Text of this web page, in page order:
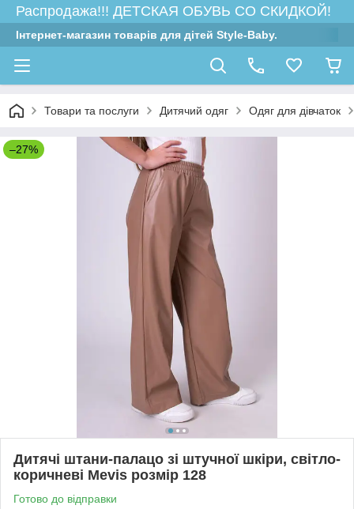
Распродажа!!! ДЕТСКАЯ ОБУВЬ СО СКИДКОЙ!
Інтернет-магазин товарів для дітей Style-Baby.
Товари та послуги Дитячий одяг Одяг для дівчаток
–27%
Дитячі штани-палацо зі штучної шкіри, світло-
коричневі Mevis розмір 128
Готово до відправки